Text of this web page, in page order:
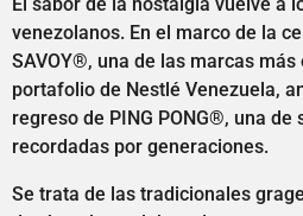
venezolanos. En el marco de la
SAVOY®, una de las marcas
portafolio de Nestlé Venezuela,
regreso de PING PONG®, una de
recordadas por generaciones.
Se trata de las tradicionales